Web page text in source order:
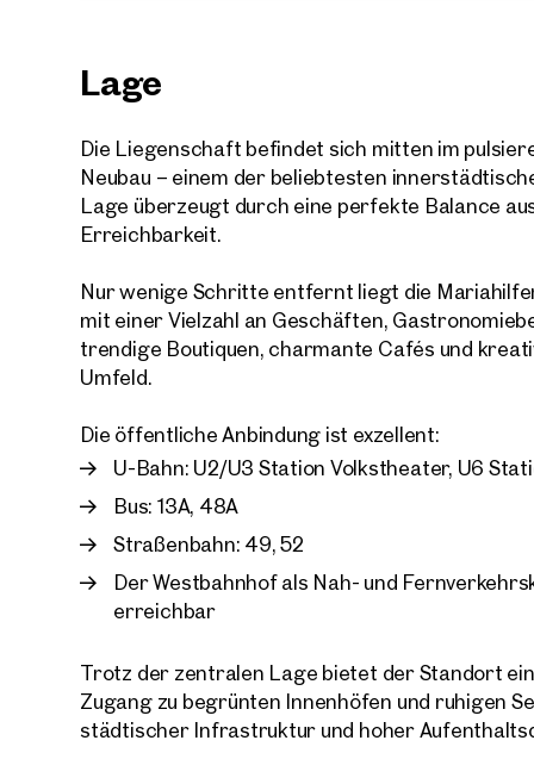
Lage
Die Liegenschaft befindet sich mitten im
Neubau – einem der beliebtesten
Lage überzeugt durch eine perfekte Balance
Erreichbarkeit.
Nur wenige Schritte entfernt liegt die
mit einer Vielzahl an Geschäften,
trendige Boutiquen, charmante Cafés und
Umfeld.
Die öffentliche Anbindung ist exzellent:
U-Bahn: U2/U3 Station Volkstheater, U6
Bus: 13A, 48A
Straßenbahn: 49, 52
Der Westbahnhof als Nah- und
erreichbar
Trotz der zentralen Lage bietet der Standort
Zugang zu begrünten Innenhöfen und ruhigen
städtischer Infrastruktur und hoher
Ihre
E-
Wir
Wie